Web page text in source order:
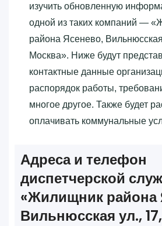
изучить обновленную
одной из таких компаний —
района Ясенево,
Москва»‎. Ниже будут
контактные данные
распорядок работы,
многое другое. Также будет
оплачивать коммунальные
Адреса и телефон
диспетчерской
«‎Жилищник района
Вильнюсская ул.,